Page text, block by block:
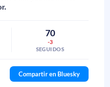
70
-3
SEGUIDOS
Compartir en Bluesky